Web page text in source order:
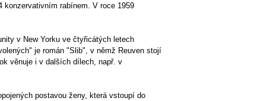
rabínem. V roce 1959
v New Yorku ve čtyřicátých letech
je román "Slib", v němž Reuven stojí
věnuje i v dalších dílech, např. v
postavou ženy, která vstoupí do